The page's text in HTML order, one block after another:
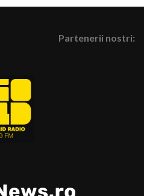
Partenerii nostri: